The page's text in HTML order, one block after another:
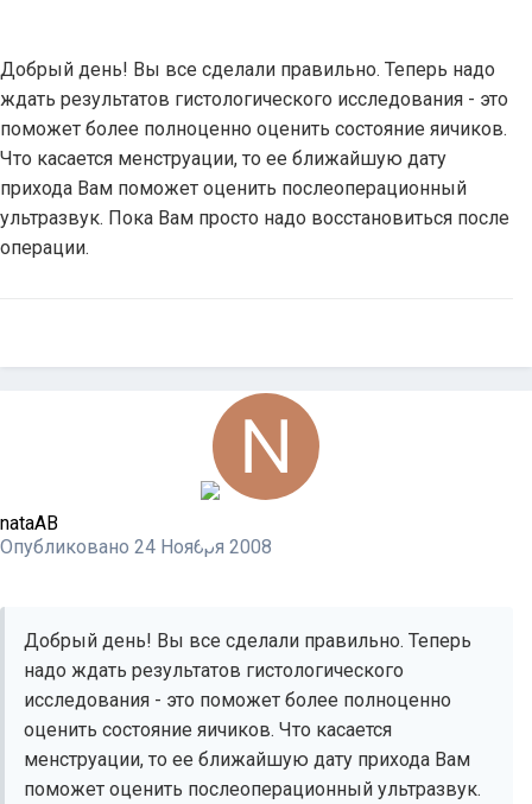
Добрый день! Вы все сделали правильно. Теперь надо
ждать результатов гистологического исследования - это
поможет более полноценно оценить состояние яичиков.
Что касается менструации, то ее ближайшую дату
прихода Вам поможет оценить послеоперационный
ультразвук. Пока Вам просто надо восстановиться после
операции.
nataAB
Опубликовано 24 Ноября 2008
Добрый день! Вы все сделали правильно. Теперь
надо ждать результатов гистологического
исследования - это поможет более полноценно
оценить состояние яичиков. Что касается
менструации, то ее ближайшую дату прихода Вам
поможет оценить послеоперационный ультразвук.